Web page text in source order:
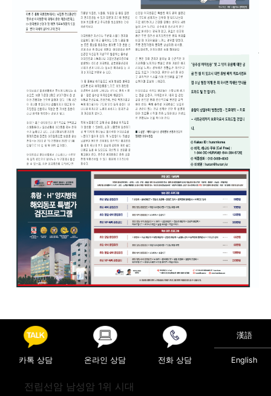
Posted in 의료정보
Post navigation
돌발성 난청 공황장애
카톡 상담 온라인 상담 전화 상담
漢語
English
전립선암 남성암 1위 시대